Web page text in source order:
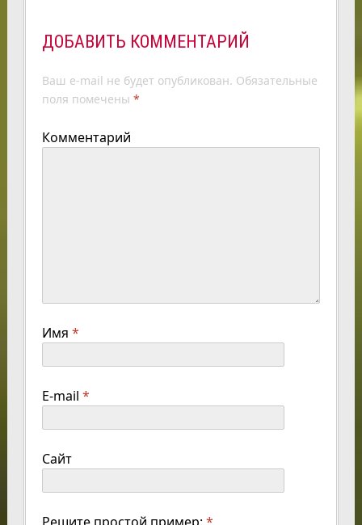
ДОБАВИТЬ КОММЕНТАРИЙ
Ваш e-mail не будет опубликован. Обязательные
поля помечены *
Комментарий
Имя *
E-mail *
Сайт